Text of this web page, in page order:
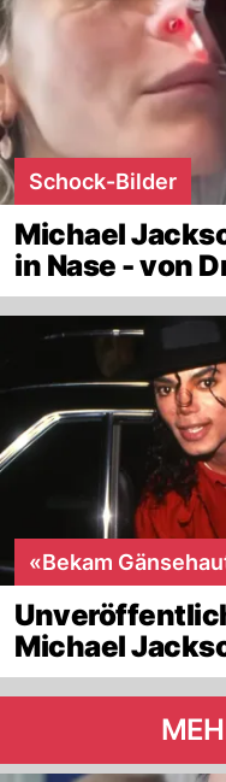
Schock-Bilder
Michael
in Nase - von
«Bekam
Michael